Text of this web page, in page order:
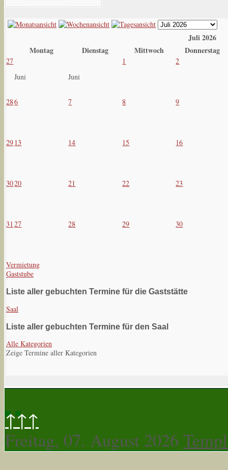
Juli 2026
Montag
Dienstag Mittwoch Donnerstag
27
Juni
Juni
1 2
286 7 8 9
29 13 14 15 16
3020 21 22 23
31 27 28 29 30
Vermietung
Gaststube
Liste aller gebuchten Termine für die Gaststätte
Saal
Liste aller gebuchten Termine für den Saal
Alle Kategorien
Zeige Termine aller Kategorien
↑↑↑
Freitag, 07. August 2026